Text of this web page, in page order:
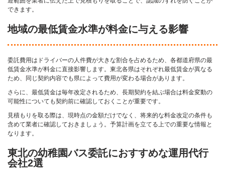
できます。
地域の最低賃金水準が料金に与える影響
委託費用はドライバーの人件費が大きな割合を占めるため、各都道府県の最
低賃金水準が料金に直接影響します。東北各県はそれぞれ最低賃金が異なる
ため、同じ契約内容でも県によって費用が変わる場合があります。
さらに、最低賃金は毎年改定されるため、長期契約を結ぶ場合は料金変動の
可能性についても契約前に確認しておくことが重要です。
見積もりを取る際は、現時点の金額だけでなく、将来的な料金改定の条件も
含めて業者に確認しておきましょう。予算計画を立てる上での重要な情報と
なります。
東北の幼稚園バス委託におすすめな運用代行
会社2選